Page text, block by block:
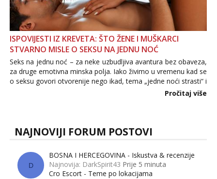
ISPOVIJESTI IZ KREVETA: ŠTO ŽENE I MUŠKARCI
STVARNO MISLE O SEKSU NA JEDNU NOĆ
Seks na jednu noć – za neke uzbudljiva avantura bez obaveza,
za druge emotivna minska polja. Iako živimo u vremenu kad se
o seksu govori otvorenije nego ikad, tema „jedne noći strasti“ i
dalje izaziva burne rasprave. Što zapravo misle žene, a što
Pročitaj više
NAJNOVIJI FORUM POSTOVI
D
BOSNA I HERCEGOVINA - Iskustva & recenzije
Najnovija: DarkSpirit43 Prije 5 minuta
Cro Escort - Teme po lokacijama